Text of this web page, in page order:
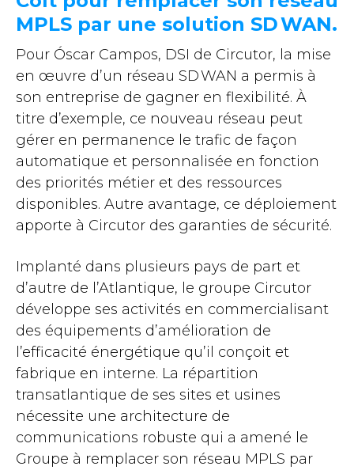
MPLS par une solution SD WAN.
Pour Óscar Campos, DSI de Circutor, la mise
en œuvre d’un réseau SD WAN a permis à
son entreprise de gagner en flexibilité. À
titre d’exemple, ce nouveau réseau peut
gérer en permanence le trafic de façon
automatique et personnalisée en fonction
des priorités métier et des ressources
disponibles. Autre avantage, ce déploiement
apporte à Circutor des garanties de sécurité.
Implanté dans plusieurs pays de part et
d’autre de l’Atlantique, le groupe Circutor
développe ses activités en commercialisant
des équipements d’amélioration de
l’efficacité énergétique qu’il conçoit et
fabrique en interne. La répartition
transatlantique de ses sites et usines
nécessite une architecture de
communications robuste qui a amené le
Groupe à remplacer son réseau MPLS par